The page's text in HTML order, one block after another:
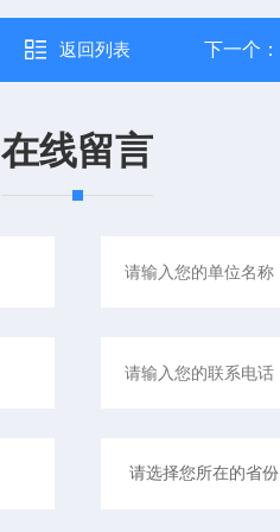
返回列表 下一个：
在线留言